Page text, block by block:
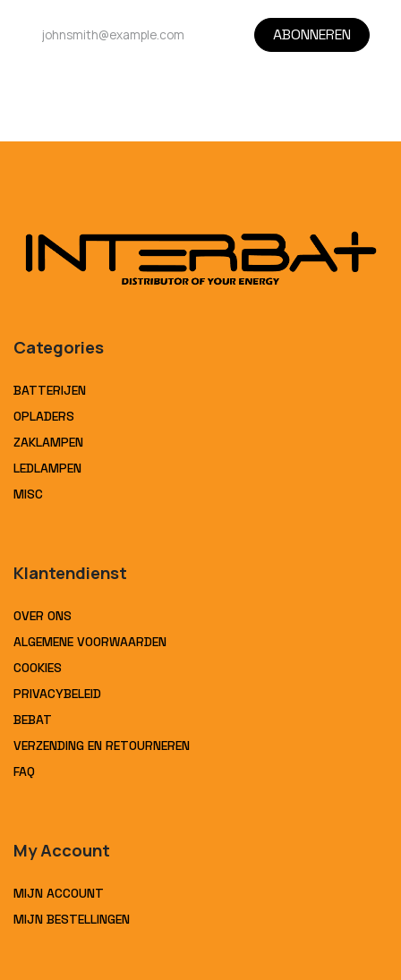
ABONNEREN
Categories
BATTERIJEN
OPLADERS
ZAKLAMPEN
LEDLAMPEN
MISC
Klantendienst
OVER ONS
ALGEMENE VOORWAARDEN
COOKIES
PRIVACYBELEID
BEBAT
VERZENDING EN RETOURNEREN
FAQ
My Account
MIJN ACCOUNT
MIJN BESTELLINGEN